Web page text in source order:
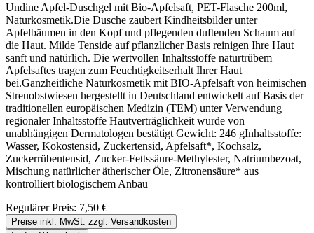
Undine Apfel-Duschgel mit Bio-Apfelsaft, PET-Flasche 200ml,
Naturkosmetik.Die Dusche zaubert Kindheitsbilder unter
Apfelbäumen in den Kopf und pflegenden duftenden Schaum auf
die Haut. Milde Tenside auf pflanzlicher Basis reinigen Ihre Haut
sanft und natürlich. Die wertvollen Inhaltsstoffe naturtrübem
Apfelsaftes tragen zum Feuchtigkeitserhalt Ihrer Haut
bei.Ganzheitliche Naturkosmetik mit BIO-Apfelsaft von heimischen
Streuobstwiesen hergestellt in Deutschland entwickelt auf Basis der
traditionellen europäischen Medizin (TEM) unter Verwendung
regionaler Inhaltsstoffe Hautverträglichkeit wurde von
unabhängigen Dermatologen bestätigt Gewicht: 246 gInhaltsstoffe:
Wasser, Kokostensid, Zuckertensid, Apfelsaft*, Kochsalz,
Zuckerrübentensid, Zucker-Fettssäure-Methylester, Natriumbezoat,
Mischung natürlicher ätherischer Öle, Zitronensäure* aus
kontrolliert biologischem Anbau
Regulärer Preis: 7,50 €
Preise inkl. MwSt. zzgl. Versandkosten